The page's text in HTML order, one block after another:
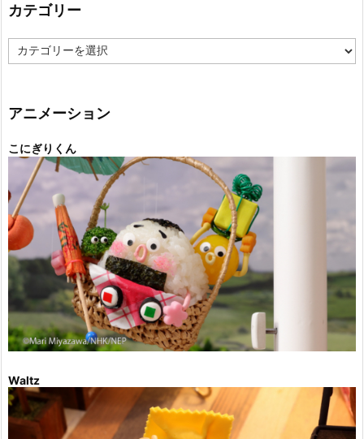
カテゴリー
テ
ー
アニメーション
こにぎりくん
Waltz